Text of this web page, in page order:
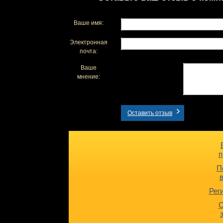
Ваше имя:
Электронная
почта:
Ваше
мнение:
Оставить отзыв